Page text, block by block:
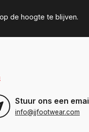
de hoogte te blijven.
Stuur ons een email
info@jjfootwear.com